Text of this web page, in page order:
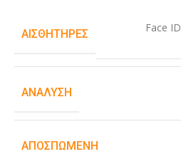
ΑΙΣΘΗΤΉΡΕΣ Face ID
ΑΝΆΛΥΣΗ
ΑΠΟΣΠΏΜΕΝΗ